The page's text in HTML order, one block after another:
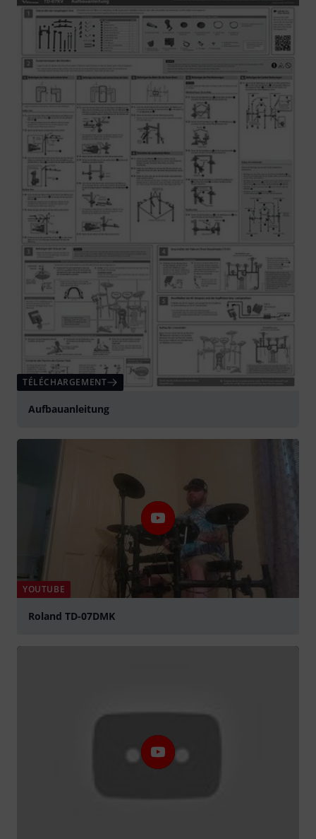
TÉLÉCHARGEMENT
Aufbauanleitung
YOUTUBE
Roland TD-07DMK